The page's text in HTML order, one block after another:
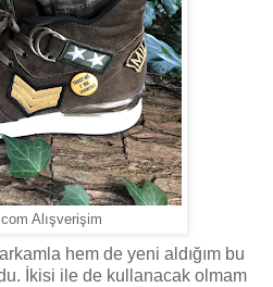
Alışverişim
hem de yeni aldığım bu
İkisi ile de kullanacak olmam